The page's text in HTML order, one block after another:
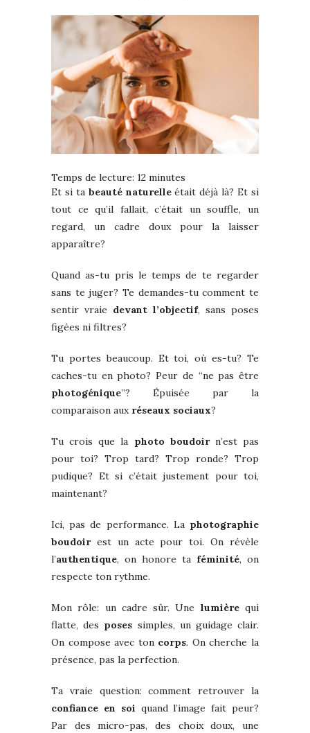
Temps de lecture: 12 minutes
Et si ta beauté naturelleétait déjà là? Et si
tout ce qu’il fallait, c’était un souffle, un
regard, un cadre doux pour la laisser
apparaître?
Quand as-tu pris le temps de te regarder
sans te juger? Te demandes-tu comment te
sentir vraie devant l’objectif, sans poses
figées ni filtres?
Tu portes beaucoup. Et toi, où es-tu? Te
caches-tu en photo? Peur de “ne pas être
photogénique”? Épuisée par la
comparaison aux réseaux sociaux?
Tu crois que la photo boudoirn’est pas
pour toi? Trop tard? Trop ronde? Trop
pudique? Et si c’était justement pour toi,
maintenant?
Ici, pas de performance. La photographie
boudoirest un acte pour toi. On révèle
l’authentique, on honore ta féminité, on
respecte ton rythme.
Mon rôle: un cadre sûr. Une lumièrequi
flatte, des poses simples, un guidage clair.
On compose avec ton corps. On cherche la
présence, pas la perfection.
Ta vraie question: comment retrouver la
confiance en soi quand l’image fait peur?
Par des micro-pas, des choix doux, une